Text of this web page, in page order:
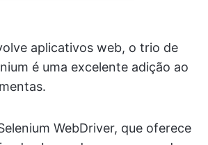
aplicativos web, o trio de
é uma excelente adição ao
WebDriver, que oferece